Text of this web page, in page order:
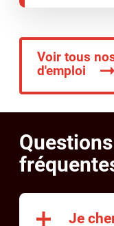
Voir tous
d'emploi
Questions
Je